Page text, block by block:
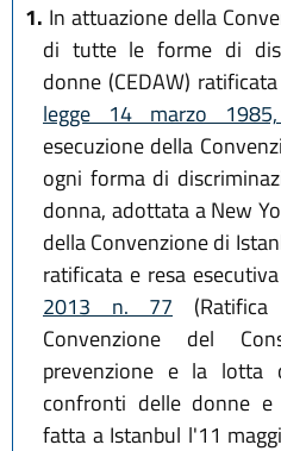
1. In attuazione della
di tutte le forme di
donne (CEDAW)
legge 14 marzo
esecuzione della
ogni forma di
donna, adottata a New
della Convenzione di
ratificata e resa
2013 n. 77
Convenzione del
prevenzione e la lotta
confronti delle donne e
fatta a Istanbul l'11